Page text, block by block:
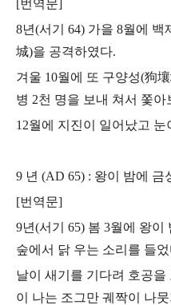
[번역문]
8년(서기 64) 가을 8월에
城)을 공격하였다.
겨울 10월에 또 구양성(狗
병 2천 명을 보내 쳐서 쫓아
12월에 지진이 일어났고 눈
9 년 (AD 65) : 왕이 밤에
[번역문]
9년(서기 65) 봄 3월에 왕이
숲에서 닭 우는 소리를 들었
날이 새기를 기다려 호공
이 나는 조그만 궤짝이 나